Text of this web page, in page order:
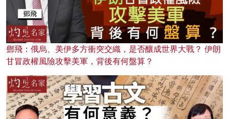
鄧飛：俄烏、美伊多方衝突交織，是否釀成世界大戰？ 伊朗
甘冒政權風險攻擊美軍，背後有何盤算？